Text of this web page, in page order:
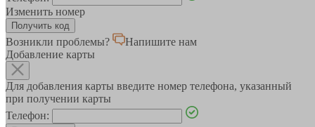
Изменить номер
Возникли проблемы?
Напишите нам
Добавление карты
Для добавления карты введите номер телефона, указанный
при получении карты
Телефон: